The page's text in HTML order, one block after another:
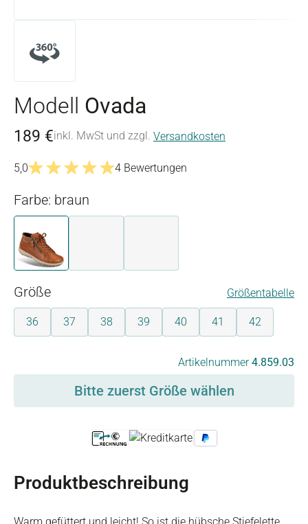
Modell Ovada
189 €inkl. MwSt und zzgl. Versandkosten
5,0
4 Bewertungen
Farbe: braun
braun
Größeauswählen Größentabelle
36 37 38 39 40 41 42
Artikelnummer4.859.03
Bitte zuerst Größe wählen
Produktbeschreibung
Warm gefüttert und leicht! So ist die hübsche Stiefelette